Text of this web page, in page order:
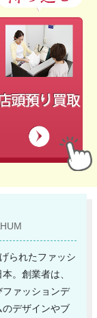
られたファッシ
。創業者は、
ァッションデ
デザインやブ